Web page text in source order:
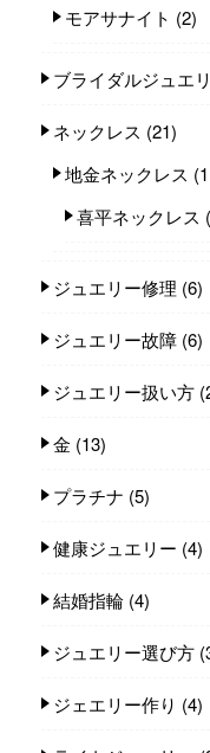
モアサナイト (2)
ブライダルジュエ
ネックレス (21)
地金ネックレス
喜平ネックレス
ジュエリー修理 (6)
ジュエリー故障 (6)
ジュエリー扱い方
金 (13)
プラチナ (5)
健康ジュエリー (4)
結婚指輪 (4)
ジュエリー選び方
ジェエリー作り (4)